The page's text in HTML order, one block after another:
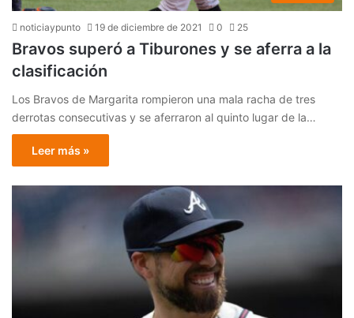
noticiaypunto 19 de diciembre de 2021 0 25
Bravos superó a Tiburones y se aferra a la
clasificación
Los Bravos de Margarita rompieron una mala racha de tres
derrotas consecutivas y se aferraron al quinto lugar de la…
Leer más »